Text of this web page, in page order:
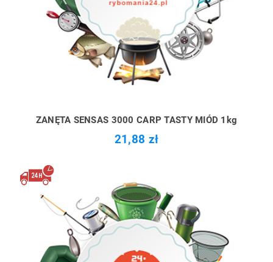
ZANĘTA SENSAS 3000 CARP TASTY MIÓD 1kg
21,88 zł